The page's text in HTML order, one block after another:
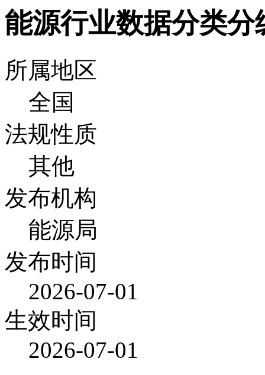
能源行业数据分类分
所属地区
全国
法规性质
其他
发布机构
能源局
发布时间
2026-07-01
生效时间
2026-07-01